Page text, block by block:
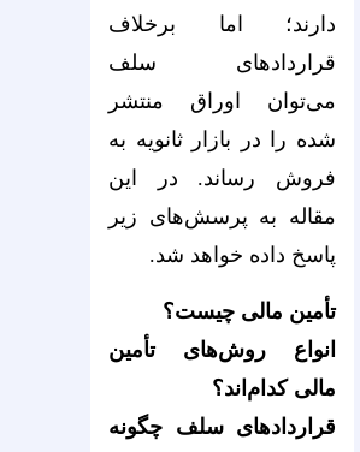
دارند؛ اما برخلاف
قرارداد‌های سلف
می‌توان اوراق منتشر
شده را در بازار ثانویه به
فروش رساند. در این
مقاله به پرسش‌های زیر
پاسخ داده خواهد شد.
تأمین مالی چیست؟
انواع روش‌های تأمین
مالی کدام‌اند؟
قرارداد‌های سلف چگونه